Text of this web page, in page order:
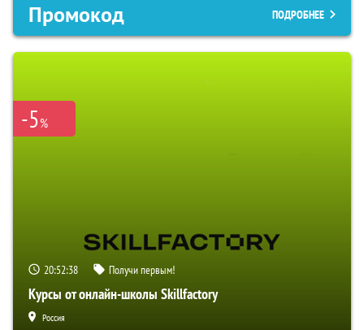
Промокод ПОДРОБНЕЕ
-5%
20:52:37 Получи первым!
Курсы от онлайн-школы Skillfactory
Россия